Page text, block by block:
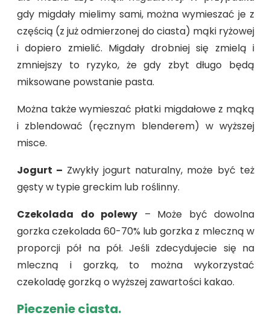
gdy migdały mielimy sami, można wymieszać je z
częścią (z już odmierzonej do ciasta) mąki ryżowej
i dopiero zmielić. Migdały drobniej się zmielą i
zmniejszy to ryzyko, że gdy zbyt długo będą
miksowane powstanie pasta.
Można także wymieszać płatki migdałowe z mąką
i zblendować (ręcznym blenderem) w wyższej
misce.
Jogurt – Zwykły jogurt naturalny, może być też
gęsty w typie greckim lub roślinny.
Czekolada
do polewy – Może być dowolna
gorzka czekolada 60-70% lub gorzka z mleczną w
proporcji pół na pół. Jeśli zdecydujecie się na
mleczną i gorzką, to można wykorzystać
czekoladę gorzką o wyższej zawartości kakao.
Pieczenie ciasta.